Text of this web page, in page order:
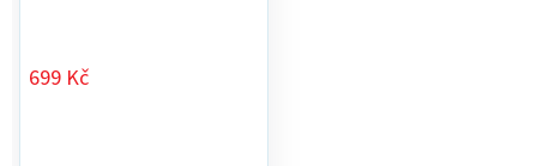
699 Kč